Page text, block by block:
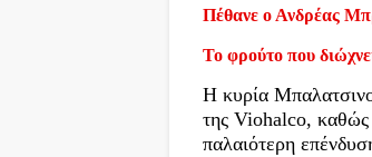
Πέθανε ο Ανδρέας
Το φρούτο που
Η κυρία
της Viohalco, καθώς
παλαιότερη